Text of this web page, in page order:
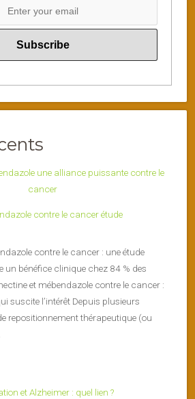
contre le cancer étude
contre le cancer : une étude
un bénéfice clinique chez 84 % des
et mébendazole contre le cancer :
suscite l’intérêt Depuis plusieurs
repositionnement thérapeutique (ou
et Alzheimer : quel lien ?